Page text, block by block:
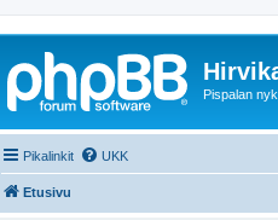
Pispalan
Pikalinkit UKK
Etusivu